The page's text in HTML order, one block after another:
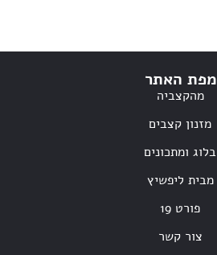
מפת האתר
מהקצביה
מזנון קצבים
בלוג ומתכונים
מבית ליפשיץ
פורט 19
צור קשר